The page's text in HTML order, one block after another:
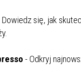
się, jak
- Odkryj